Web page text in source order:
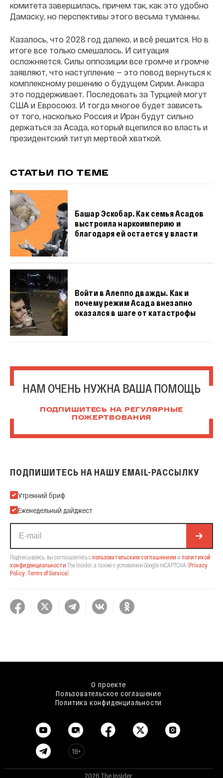
комитета завершилась, причем так, как это удобно
Дамаску, но перспективы этого весьма туманны.
Казалось, что 2028 год далеко, и всё решится. Но в
итоге все только смешалось. И ситуация
осложняется. Силы оппозиции все громче и громче
заявляют, что наступление — это повод вернуться к
комплексному решению о будущем Сирии. Анкара
это поддерживает. Последовать за Турцией могут
США и Евросоюз. И тогда многое будет зависеть
от того, насколько Россия и Иран будут сильно
держаться за Асада, который вцепился во власть и
президентский титул мертвой хваткой.
СТАТЬИ ПО ТЕМЕ
Башар Эскобар. Как семья Асадов
выстроила наркоимперию и
благодаря ей остается у власти
Войти в Алеппо дважды. Как и
почему режим Асада внезапно
оказался в шаге от катастрофы
НАМ ОЧЕНЬ НУЖНА ВАША ПОМОЩЬ
ПОДПИШИТЕСЬ НА РЕГУЛЯРНЫЕ
ПОЖЕРТВОВАНИЯ
ПОДПИШИТЕСЬ НА НАШУ EMAIL-РАССЫЛКУ
Подпишитесь на нашу Email-рассылку
Утренний бриф
Еженедельный дайджест
Подписываясь, вы соглашаетесь спользовательским соглашением и политикой
конфиденциальности The Insider, а также с условиями Google reCAPTCHA (Privacy
Policy, Terms of Service).
О проекте
Пользовательское соглашение
Политика конфиденциальности
18+
2026 The Insider